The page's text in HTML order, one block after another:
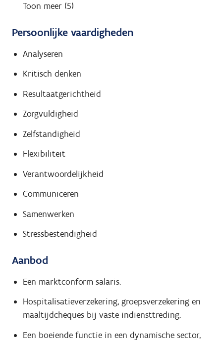
Toon meer (5)
Persoonlijke vaardigheden
Analyseren
Kritisch denken
Resultaatgerichtheid
Zorgvuldigheid
Zelfstandigheid
Flexibiliteit
Verantwoordelijkheid
Communiceren
Samenwerken
Stressbestendigheid
Aanbod
Een marktconform salaris.
Hospitalisatieverzekering, groepsverzekering en
maaltijdcheques bij vaste indiensttreding.
Een boeiende functie in een dynamische sector,